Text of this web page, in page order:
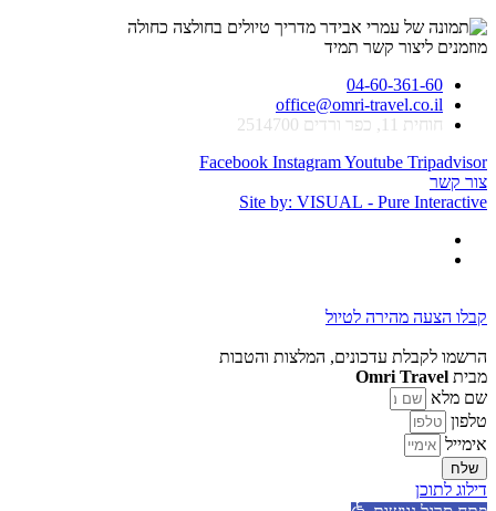
מוזמנים ליצור קשר תמיד
04-60-361-60
office@omri-travel.co.il
חוחית 11, כפר ורדים 2514700
Facebook InstagramYoutube Tripadvisor
צור קשר
Site by: VISUAL - Pure Interactive
קבלו הצעה מהירה לטיול
הרשמו לקבלת עדכונים, המלצות והטבות
מביתOmri Travel
שם מלא
טלפון
אימייל
שלח
דילוג לתוכן